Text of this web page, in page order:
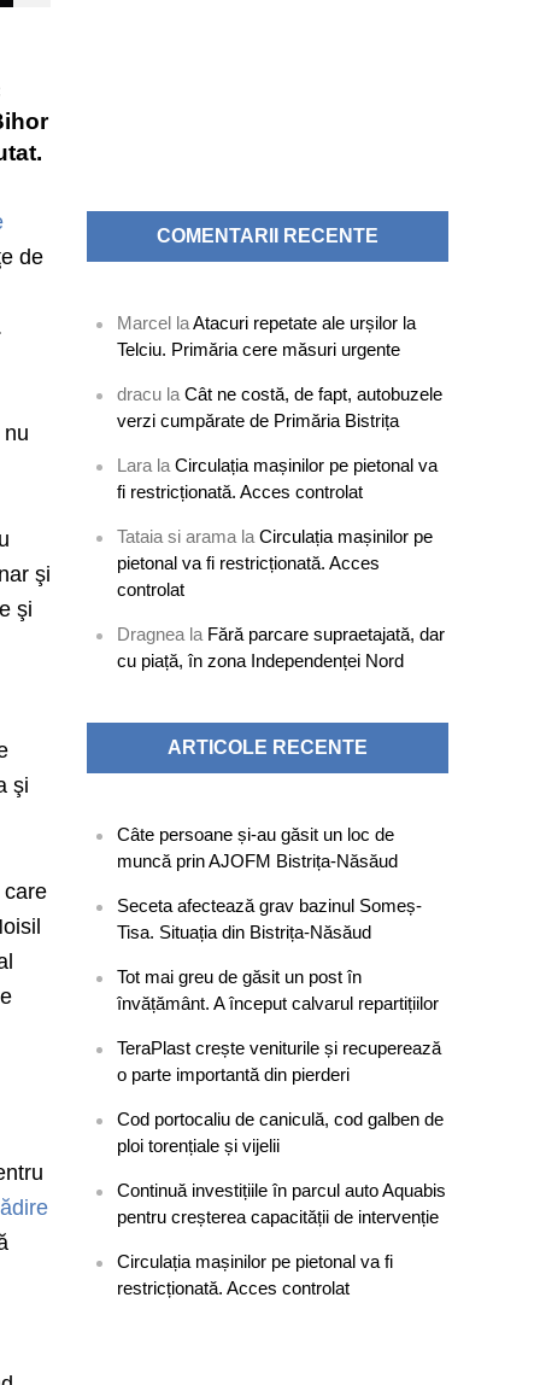
de
şi
şi
şi
care
COMENTARII RECENTE
Marcel laAtacuri repetate ale urșilor la
Telciu. Primăria cere măsuri urgente
dracu laCât ne costă, de fapt, autobuzele
verzi cumpărate de Primăria Bistrița
Lara laCirculația mașinilor pe pietonal va
fi restricționată. Acces controlat
Tataia si arama laCirculația mașinilor pe
pietonal va fi restricționată. Acces
controlat
Dragnea la Fără parcare supraetajată, dar
cu piață, în zona Independenței Nord
ARTICOLE RECENTE
Câte persoane și-au găsit un loc de
muncă prin AJOFM Bistrița-Năsăud
Seceta afectează grav bazinul Someș-
Tisa. Situația din Bistrița-Năsăud
Tot mai greu de găsit un post în
învățământ. A început calvarul repartițiilor
TeraPlast crește veniturile și recuperează
o parte importantă din pierderi
Cod portocaliu de caniculă, cod galben de
ploi torențiale și vijelii
Continuă investițiile în parcul auto Aquabis
pentru creșterea capacității de intervenție
Circulația mașinilor pe pietonal va fi
restricționată. Acces controlat